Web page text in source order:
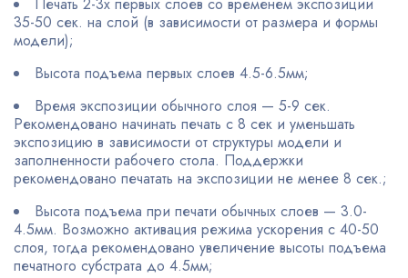
Печать 2-3х первых слоев со временем экспозиции
35-50 сек. на слой (в зависимости от размера и формы
модели);
Высота подъема первых слоев 4.5-6.5мм;
Время экспозиции обычного слоя — 5-9 сек.
Рекомендовано начинать печать с 8 сек и уменьшать
экспозицию в зависимости от структуры модели и
заполненности рабочего стола. Поддержки
рекомендовано печатать на экспозиции не менее 8 сек.;
Высота подъема при печати обычных слоев — 3.0-
4.5мм. Возможно активация режима ускорения с 40-50
слоя, тогда рекомендовано увеличение высоты подъема
печатного субстрата до 4.5мм;